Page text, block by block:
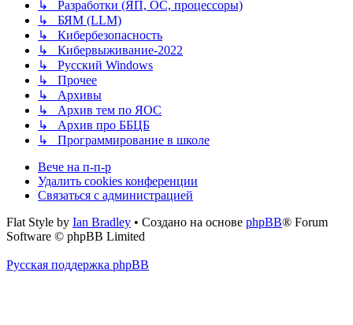
↳ Разработки (ЯП, ОС, процессоры)
↳ БЯМ (LLM)
↳ Кибербезопасность
↳ Кибервыживание-2022
↳ Русский Windows
↳ Прочее
↳ Архивы
↳ Архив тем по ЯОС
↳ Архив про ББЦБ
↳ Программирование в школе
Вече на п-п-р
Удалить cookies конференции
Связаться с администрацией
Flat Style by Ian Bradley • Создано на основе phpBB® Forum
Software © phpBB Limited
Русская поддержка phpBB